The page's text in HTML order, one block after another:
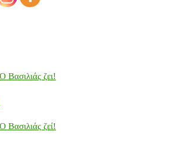
Βασιλιάς ζει!
Βασιλιάς ζεί!